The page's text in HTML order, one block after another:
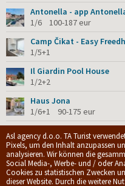
Asl agency d.o.o. TA Turist
Pixels, um den Inhalt anzupassen
analysieren. Wir können die
Social Media-, Werbe- und / oder
Cookies zu statistischen Zwecken
dieser Website. Durch die weitere
Antonella - app
1/6 100-187 eur
Camp Čikat - Easy
1/5+1
Il Giardin Pool House
1/2+2
Haus Jona
1/6+1 90-175 eur
Dolphin suites - 1/2
1/2 760-1140 kn
© 2009-2026.ASL Agency d.o.o.|
Geschäftsbedingungen